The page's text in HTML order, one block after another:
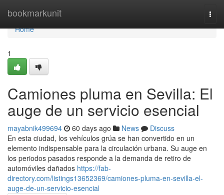
bookmarkunit
Home
Home
1
Camiones pluma en Sevilla: El
auge de un servicio esencial
mayabnik499694 60 days ago News
Discuss
En esta ciudad, los vehículos grúa se han convertido en un
elemento indispensable para la circulación urbana. Su auge en
los periodos pasados responde a la demanda de retiro de
automóviles dañados https://fab-
directory.com/listings13652369/camiones-pluma-en-sevilla-el-
auge-de-un-servicio-esencial